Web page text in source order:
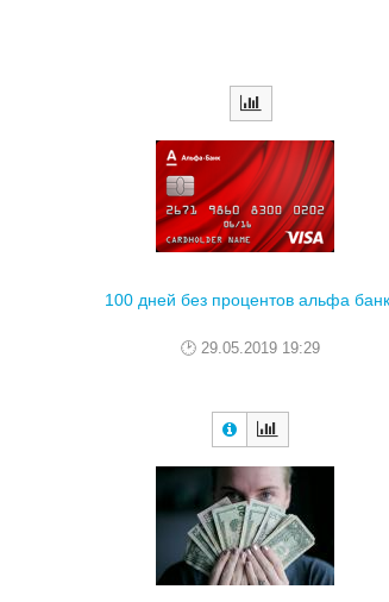
100 дней без процентов альфа банк
29.05.2019 19:29